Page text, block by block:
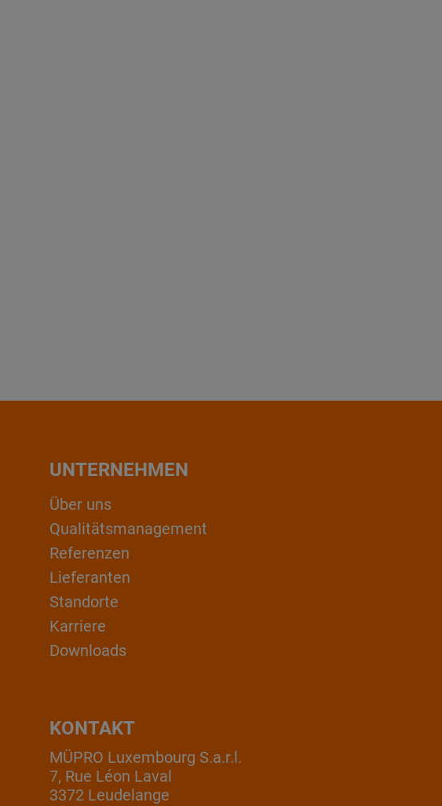
UNTERNEHMEN
Über uns
Qualitätsmanagement
Referenzen
Lieferanten
Standorte
Karriere
Downloads
KONTAKT
MÜPRO Luxembourg S.a.r.l.
7, Rue Léon Laval
3372 Leudelange